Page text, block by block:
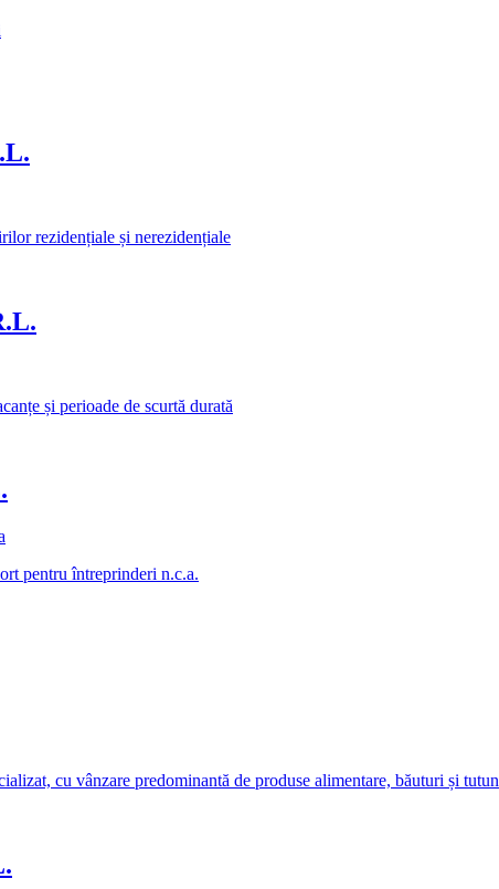
rezidențiale și nerezidențiale
și perioade de scurtă durată
pentru întreprinderi n.c.a.
cu vânzare predominantă de produse alimentare, băuturi și tutun